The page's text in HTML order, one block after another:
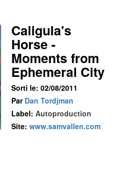
Caligula's
Horse -
Moments from
Ephemeral City
Sorti le: 02/08/2011
Par Dan Tordjman
Label: Autoproduction
Site: www.samvallen.com